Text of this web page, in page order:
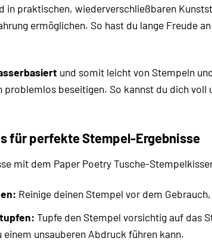
in praktischen, wiederverschließbaren
ermöglichen. So hast du lange Freude
und somit leicht von Stempeln
problemlos beseitigen. So kannst du dich
für perfekte Stempel-Ergebnisse
mit dem Paper Poetry Tusche-
Reinige deinen Stempel vor dem
Tupfe den Stempel vorsichtig auf das
einem unsauberen Abdruck führen kann.